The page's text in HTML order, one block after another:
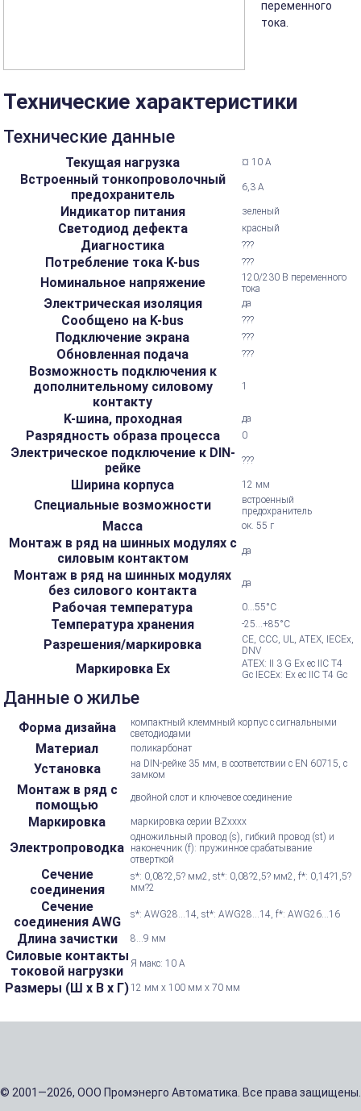
переменного
тока.
Технические характеристики
Технические данные
Текущая нагрузка ¤ 10 А
Встроенный тонкопроволочный
предохранитель
6,3 А
Индикатор питания зеленый
Светодиод дефекта красный
Диагностика ???
Потребление тока K-bus ???
Номинальное напряжение
120/230 В переменного
тока
Электрическая изоляция да
Сообщено на K-bus ???
Подключение экрана ???
Обновленная подача ???
Возможность подключения к
дополнительному силовому
контакту
1
K-шина, проходная да
Разрядность образа процесса 0
Электрическое подключение к DIN-
рейке
???
Ширина корпуса 12 мм
Специальные возможности
встроенный
предохранитель
Масса ок. 55 г
Монтаж в ряд на шинных модулях с
силовым контактом
да
Монтаж в ряд на шинных модулях
без силового контакта
да
Рабочая температура 0...55°С
Температура хранения -25...+85°С
Разрешения/маркировка
CE, CCC, UL, ATEX, IECEx,
DNV
Маркировка Ex
ATEX: II 3 G Ex ec IIC T4
Gc IECEx: Ex ec IIC T4 Gc
Данные о жилье
Форма дизайна
компактный клеммный корпус с сигнальными
светодиодами
Материал поликарбонат
Установка
на DIN-рейке 35 мм, в соответствии с EN 60715, с
замком
Монтаж в ряд с
помощью
двойной слот и ключевое соединение
Маркировка маркировка серии BZxxxx
Электропроводка
одножильный провод (s), гибкий провод (st) и
наконечник (f): пружинное срабатывание
отверткой
Сечение
соединения
s*: 0,08?2,5? мм2, st*: 0,08?2,5? мм2, f*: 0,14?1,5?
мм?2
Сечение
соединения AWG
s*: AWG28...14, st*: AWG28...14, f*: AWG26...16
Длина зачистки 8...9 мм
Силовые контакты
токовой нагрузки
Я макс: 10 А
Размеры (Ш х В х Г)12 мм x 100 мм x 70 мм
© 2001—2026, ООО Промэнерго Автоматика. Все права защищены.